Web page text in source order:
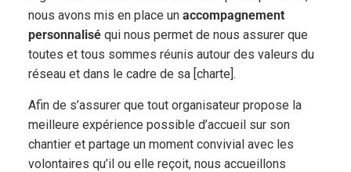
nous avons mis en place un accompagnement
personnaliséqui nous permet de nous assurer que
toutes et tous sommes réunis autour des valeurs du
réseau et dans le cadre de sa [charte].
Afin de s’assurer que tout organisateur propose la
meilleure expérience possible d’accueil sur son
chantier et partage un moment convivial avec les
volontaires qu’il ou elle reçoit, nous accueillons